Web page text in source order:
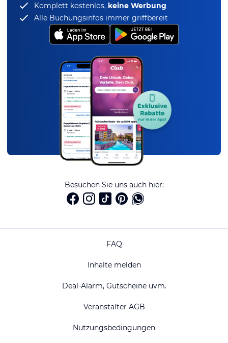
Komplett kostenlos, keine Werbung
Alle Buchungsinfos immer griffbereit
Besuchen Sie uns auch hier:
FAQ
Inhalte melden
Deal-Alarm, Gutscheine uvm.
Veranstalter AGB
Nutzungsbedingungen